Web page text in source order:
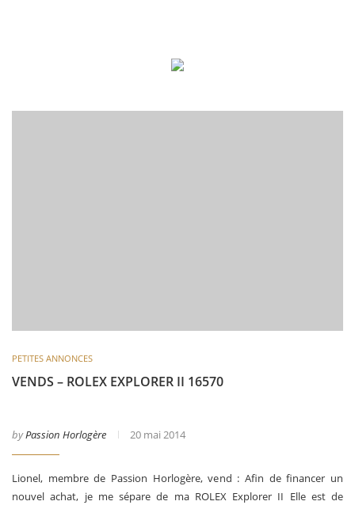
PETITES ANNONCES
VENDS – ROLEX EXPLORER II 16570
byPassion Horlogère 20 mai 2014
Lionel, membre de Passion Horlogère, vend : Afin de financer un
nouvel achat, je me sépare de ma ROLEX Explorer II Elle est de